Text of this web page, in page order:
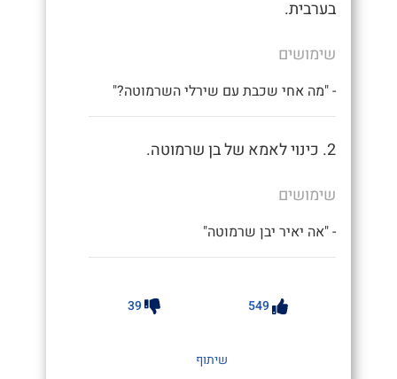
בערבית.
שימושים
- "מה אחי שכבת עם שירלי השרמוטה?"
2. כינוי לאמא של בן שרמוטה.
שימושים
- "אה יאיר יבן שרמוטה"
549
39
שיתוף